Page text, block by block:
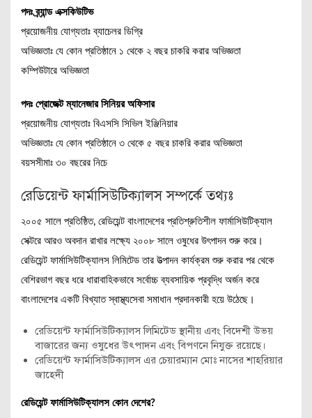
পদঃ ব্র্যান্ড এক্সকিউটিভ
প্রয়োজনীয় যোগ্যতাঃ ব্যাচেলর ডিগ্রি
অভিজ্ঞতাঃ যে কোন প্রতিষ্ঠানে ১ থেকে ২ বছর চাকরি করার অভিজ্ঞতা
কম্পিউটারে অভিজ্ঞতা
পদঃ প্রোজেক্ট ম্যানেজার সিনিয়র অফিসার
প্রয়োজনীয় যোগ্যতাঃ বিএসসি সিভিল ইঞ্জিনিয়ার
অভিজ্ঞতাঃ যে কোন প্রতিষ্ঠানে ৩ থেকে ৫ বছর চাকরি করার অভিজ্ঞতা
বয়সসীমাঃ ৩০ বছরের নিচে
রেডিয়েন্ট ফার্মাসিউটিক্যালস সম্পর্কে তথ্যঃ
২০০৫ সালে প্রতিষ্ঠিত, রেডিয়েন্ট বাংলাদেশের প্রতিশ্রুতিশীল ফার্মাসিউটিক্যাল
সেক্টরে আরও অবদান রাখার লক্ষ্যে ২০০৮ সালে ওষুধের উৎপাদন শুরু করে।
রেডিয়েন্ট ফার্মাসিউটিক্যালস লিমিটেড তার উত্পাদন কার্যক্রম শুরু করার পর থেকে
বেশিরভাগ বছর ধরে ধারাবাহিকভাবে সর্বোচ্চ ব্যবসায়িক প্রবৃদ্ধি অর্জন করে
বাংলাদেশের একটি বিখ্যাত স্বাস্থ্যসেবা সমাধান প্রদানকারী হয়ে উঠেছে।
রেডিয়েন্ট ফার্মাসিউটিক্যালস লিমিটেড স্থানীয় এবং বিদেশী উভয়
বাজারের জন্য ওষুধের উৎপাদন এবং বিপণনে নিযুক্ত রয়েছে।
রেডিয়েন্ট ফার্মাসিউটিক্যালস এর চেয়ারম্যান মোঃ নাসের শাহরিয়ার
জাহেদী
রেডিয়েন্ট ফার্মাসিউটিক্যালস কোন দেশের?